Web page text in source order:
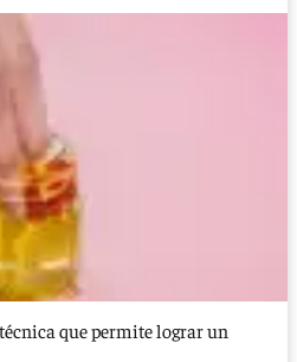
que permite lograr un